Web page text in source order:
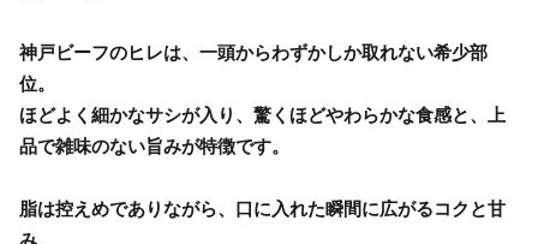
神戸ビーフのヒレは、一頭からわずかしか取れない希少部
位。
ほどよく細かなサシが入り、驚くほどやわらかな食感と、上
品で雑味のない旨みが特徴です。
脂は控えめでありながら、口に入れた瞬間に広がるコクと甘
み。